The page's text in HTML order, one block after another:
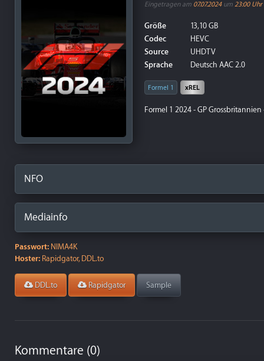
Eingetragen am 07.07.2024um 23:00 Uhr
Größe
13,10 GB
Codec
HEVC
Source
UHDTV
Sprache
Deutsch AAC 2.0
Formel 1 xREL
Formel 1 2024 - GP
NFO
Mediainfo
Passwort: NIMA4K
Hoster: Rapidgator, DDL.to
DDL.to Rapidgator Sample
Kommentare (0)